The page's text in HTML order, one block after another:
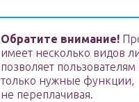
Обратите внимание!
имеет несколько видов
позволяет
только нужные функции,
не переплачивая.